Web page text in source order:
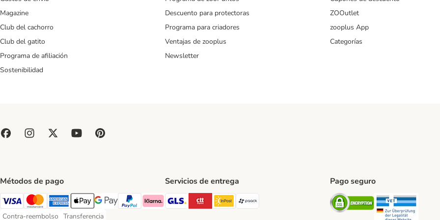
Magazine
Club del cachorro
Club del gatito
Programa de afiliación
Sostenibilidad
Descuento para protectoras
Programa para criadores
Ventajas de zooplus
Newsletter
ZOOutlet
zooplus App
Categorías
Métodos de pago
Visa Payment Method
Mastercard Payment Method
American Express Payment Method
Apple Pay Payment Method
Google Pay Payment Method
PayPal Payment Method
Klarna Payment Method
Contra-reembolso Transferencia
Servicios de entrega
GLS Shipping Method
CTTExpress Shipping Method
InPost Shipping Method
paack Shipping Method
Pago seguro
Security